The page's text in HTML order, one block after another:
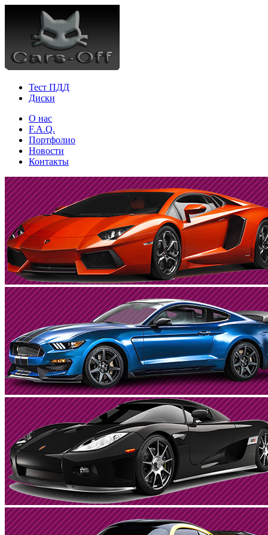
Тест ПДД
Диски
О нас
F.A.Q.
Портфолио
Новости
Контакты